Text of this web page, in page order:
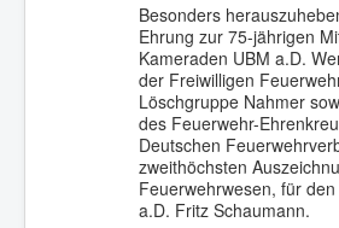
Besonders
Ehrung zur 75-jährigen
Kameraden UBM a.D.
der Freiwilligen
Löschgruppe Nahmer
des Feuerwehr-
Deutschen
zweithöchsten
Feuerwehrwesen, für
a.D. Fritz Schaumann.